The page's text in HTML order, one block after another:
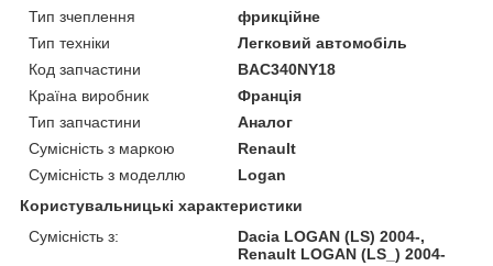
Тип зчеплення
фрикційне
Тип техніки
Легковий автомобіль
Код запчастини
BAC340NY18
Країна виробник
Франція
Тип запчастини
Аналог
Сумісність з маркою
Renault
Сумісність з моделлю
Logan
Користувальницькі характеристики
Сумісність з:
Dacia LOGAN (LS) 2004-,
Renault LOGAN (LS_) 2004-